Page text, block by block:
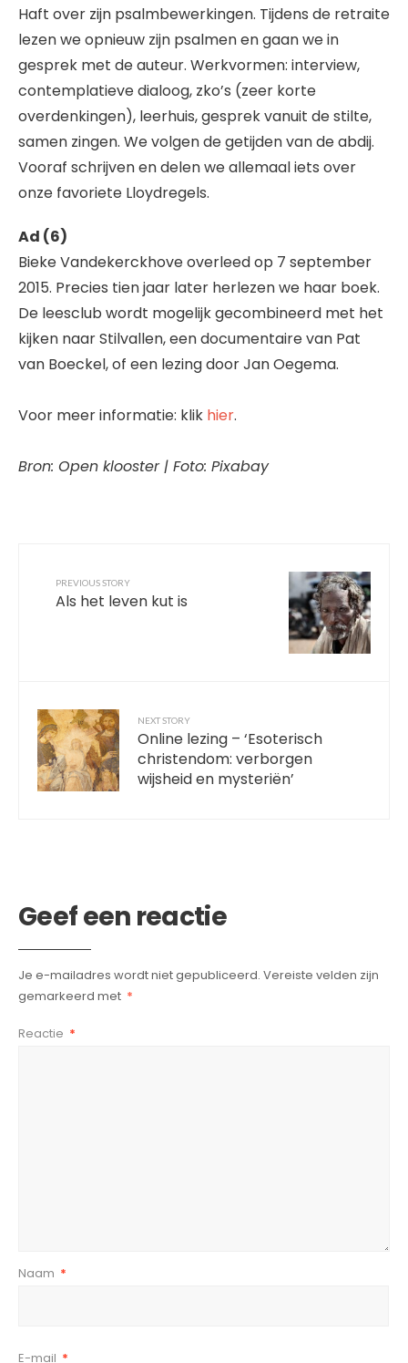
Haft over zijn psalmbewerkingen. Tijdens de retraite
lezen we opnieuw zijn psalmen en gaan we in
gesprek met de auteur. Werkvormen: interview,
contemplatieve dialoog, zko’s (zeer korte
overdenkingen), leerhuis, gesprek vanuit de stilte,
samen zingen. We volgen de getijden van de abdij.
Vooraf schrijven en delen we allemaal iets over
onze favoriete Lloydregels.
Ad (6)
Bieke Vandekerckhove overleed op 7 september
2015. Precies tien jaar later herlezen we haar boek.
De leesclub wordt mogelijk gecombineerd met het
kijken naar Stilvallen, een documentaire van Pat
van Boeckel, of een lezing door Jan Oegema.
Voor meer informatie: klik hier.
Bron: Open klooster | Foto: Pixabay
PREVIOUS STORY
Als het leven kut is
NEXT STORY
Online lezing – ‘Esoterisch
christendom: verborgen
wijsheid en mysteriën’
Geef een reactie
Je e-mailadres wordt niet gepubliceerd. Vereiste velden zijn
gemarkeerd met *
Reactie *
Naam *
E-mail *